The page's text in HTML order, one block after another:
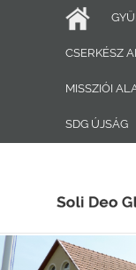
CSERKÉSZ
MISSZIÓI
SDG ÚJSÁG